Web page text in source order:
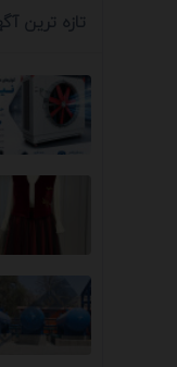
تازه ترین